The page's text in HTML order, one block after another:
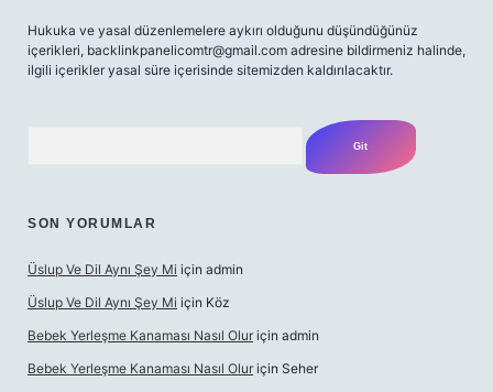
Hukuka ve yasal düzenlemelere aykırı olduğunu düşündüğünüz
içerikleri, backlinkpanelicomtr@gmail.com adresine bildirmeniz halinde,
ilgili içerikler yasal süre içerisinde sitemizden kaldırılacaktır.
SON YORUMLAR
Üslup Ve Dil Aynı Şey Mi için admin
Üslup Ve Dil Aynı Şey Mi için Köz
Bebek Yerleşme Kanaması Nasıl Olur için admin
Bebek Yerleşme Kanaması Nasıl Olur için Seher